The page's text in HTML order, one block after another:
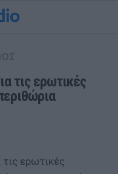
τις ερωτικές